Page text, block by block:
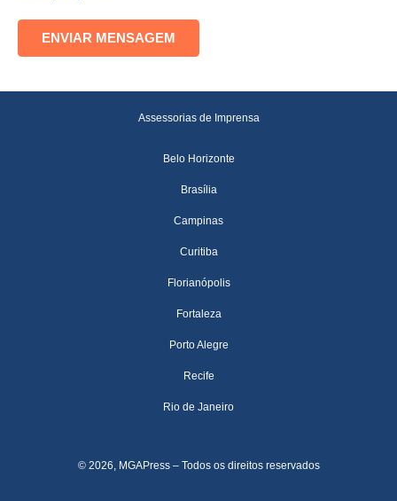
Assessorias de Imprensa
Belo Horizonte
Brasília
Campinas
Curitiba
Florianópolis
Fortaleza
Porto Alegre
Recife
Rio de Janeiro
© 2026, MGAPress – Todos os direitos reservados